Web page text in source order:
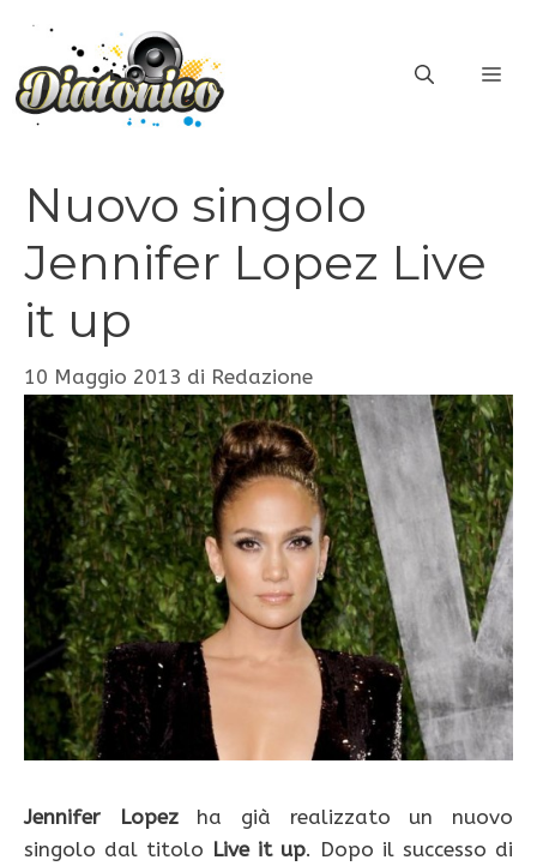
contenuto
Nuovo singolo
Jennifer Lopez Live
it up
10 Maggio 2013 di Redazione
Jennifer Lopezha già realizzato un nuovo
singolo dal titolo Live it up. Dopo il successo di